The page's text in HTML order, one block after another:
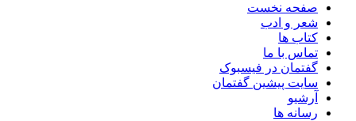
صفحه نخست
شعر و ادب
کتاب ها
تماس با ما
گفتمان در فیسبوک
سایت پیشین گفتمان
آرشیو
رسانه ها